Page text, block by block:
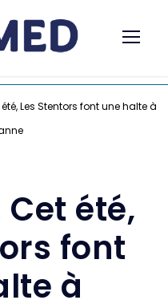
Les Stentors font une halte à
été,
font
à